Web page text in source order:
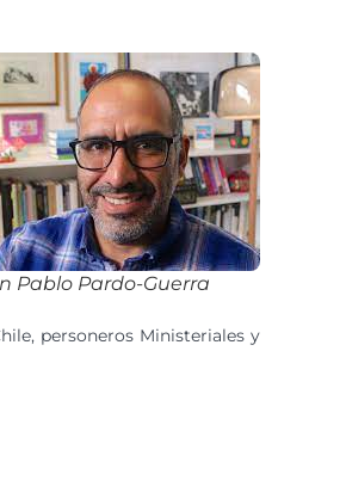
Pablo Pardo-Guerra
personeros Ministeriales y